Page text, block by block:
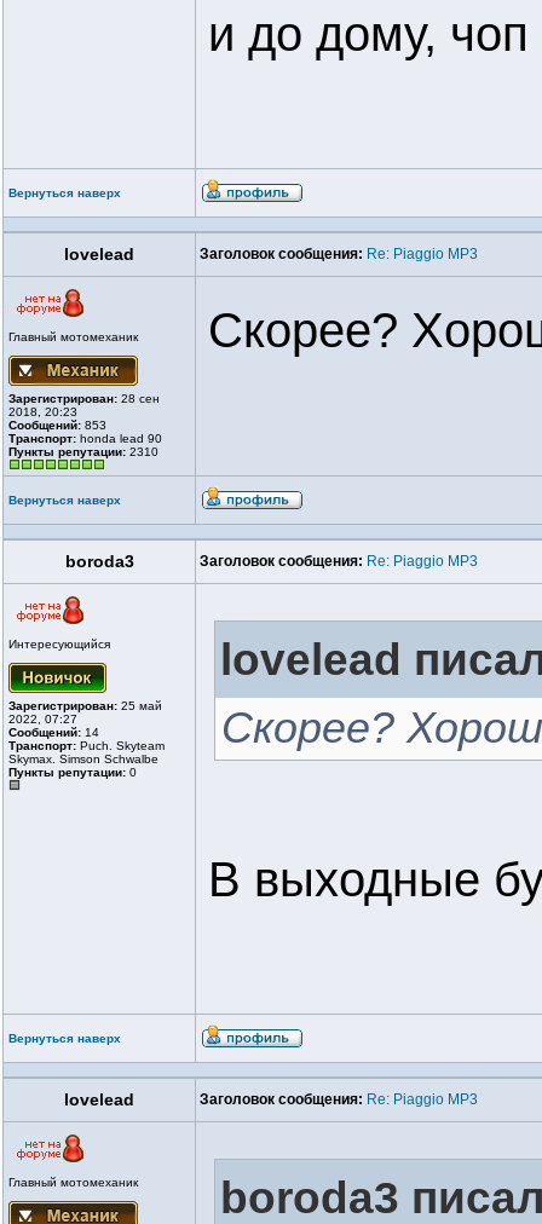
и до дому,
Вернуться наверх
lovelead Заголовок сообщения: Re: Piaggio MP3
Главный мотомеханик
Зарегистрирован: 28 сен
2018, 20:23
Сообщений: 853
Транспорт: honda lead 90
Пункты репутации: 2310
Скорее?
Вернуться наверх
boroda3 Заголовок сообщения: Re: Piaggio MP3
Интересующийся
Зарегистрирован: 25 май
2022, 07:27
Сообщений: 14
Транспорт: Puch. Skyteam
Skymax. Simson Schwalbe
Пункты репутации: 0
lovelead
Скорее?
В выходные
Вернуться наверх
lovelead Заголовок сообщения: Re: Piaggio MP3
Главный мотомеханик boroda3